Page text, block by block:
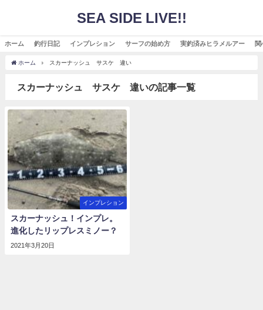
SEA SIDE LIVE!!
ホーム 釣行日記 インプレション サーフの始め方 実釣済みヒラメルアー 関
ホーム スカーナッシュ サスケ 違い
スカーナッシュ サスケ 違いの記事一覧
インプレション
スカーナッシュ！インプレ。
進化したリップレスミノー？
2021年3月20日